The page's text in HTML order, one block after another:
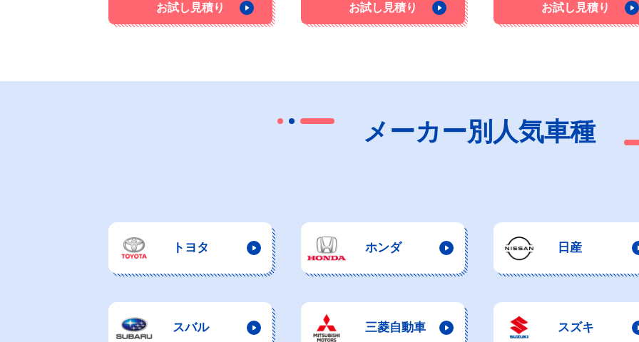
お試し見積り お試し見積り お試し見積り
メーカー別人気車種
トヨタ ホンダ 日産
スバル 三菱自動車 スズキ